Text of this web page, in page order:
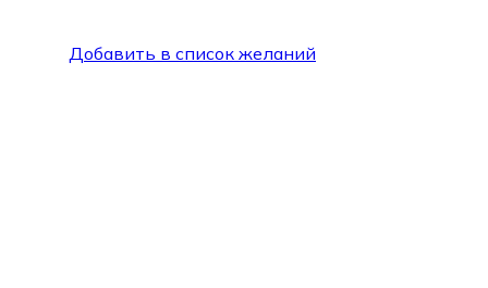
Добавить в список желаний